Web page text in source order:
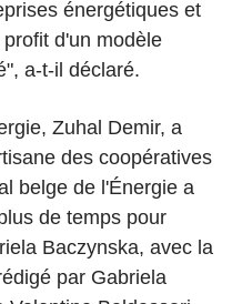
énergétiques et
d'un modèle
a-t-il déclaré.
Zuhal Demir, a
des coopératives
belge de l'Énergie a
de temps pour
Baczynska, avec la
par Gabriela